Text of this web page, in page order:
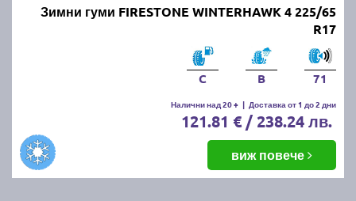
Зимни гуми FIRESTONE WINTERHAWK 4 225/65
R17
C B 71
Налични над 20 + | Доставка от 1 до 2 дни
121.81 € / 238.24 лв.
виж повече